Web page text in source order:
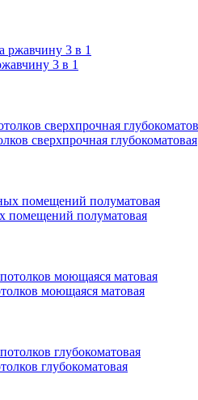
3 в 1
сверхпрочная глубокоматовая
помещений полуматовая
моющаяся матовая
глубокоматовая